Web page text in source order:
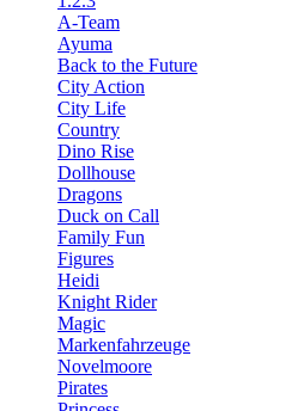
A-Team
Ayuma
Back to the Future
City Action
City Life
Country
Dino Rise
Dollhouse
Dragons
Duck on Call
Family Fun
Figures
Heidi
Knight Rider
Magic
Markenfahrzeuge
Novelmoore
Pirates